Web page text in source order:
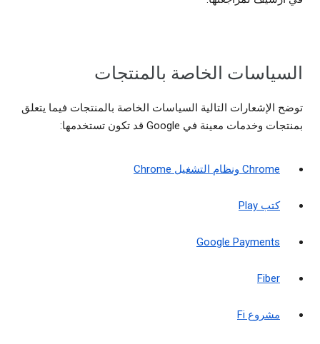
السياسات الخاصة بالمنتجات
توضح الإشعارات التالية السياسات الخاصة بالمنتجات فيما يتعلق
بمنتجات وخدمات معينة في Google قد تكون تستخدمها:
Chrome ونظام التشغيل Chrome
كتب Play
Google Payments
Fiber
مشروع Fi